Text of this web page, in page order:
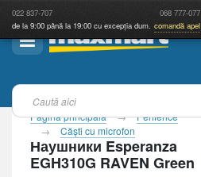
022 837-707 068 777-077
de la 9:00 până la 19:00 cu excepția dum. comandă apel
Pagina principală
Periferice
Căşti cu microfon
Наушники Esperanza
EGH310G RAVEN Green